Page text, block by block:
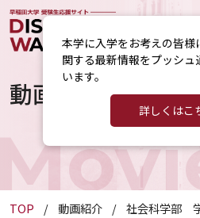
動画紹介
TOP 動画紹介 社会科学部
本学に入学をお考えの皆様
関する最新情報をプッシュ
います。
詳しくはこ